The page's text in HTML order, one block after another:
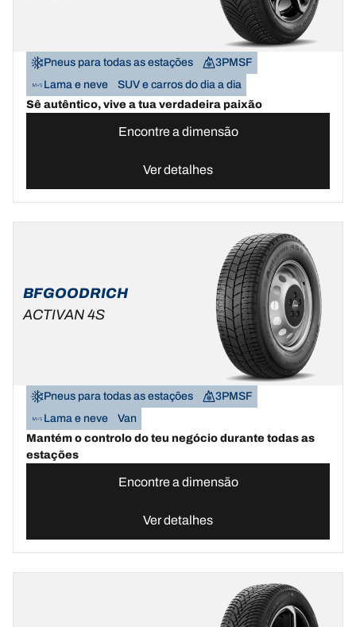
Pneus para todas as estações
3PMSF
Lama e neve
SUV e carros do dia a dia
Sê autêntico, vive a tua verdadeira paixão
Encontre a dimensão
Ver detalhes
BFGOODRICH
ACTIVAN 4S
Pneus para todas as estações
3PMSF
Lama e neve
Van
Mantém o controlo do teu negócio durante todas as
estações
Encontre a dimensão
Ver detalhes